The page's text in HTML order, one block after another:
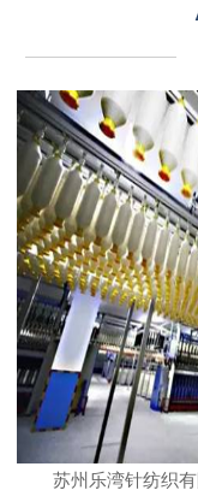
苏州乐湾针纺织有